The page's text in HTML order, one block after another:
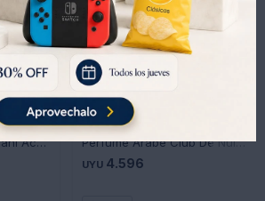
Perfume Giorgio Armani Acqua Di Gioia Edp 30 Ml Perfume Árabe Club De Nuit Urban Man 100Ml By Armaf - BLANCO-NEGRO
UYU 4.596